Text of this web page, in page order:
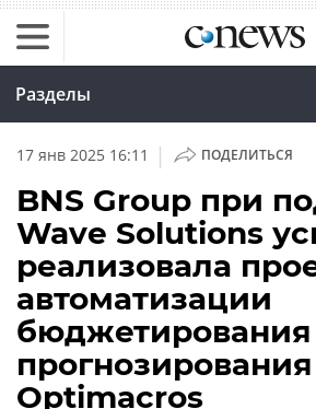
Разделы
17 янв 2025 16:11 | ПОДЕЛИТЬСЯ
BNS Group при
Wave Solutions
реализовала
автоматизации
бюджетирования
Optimacros